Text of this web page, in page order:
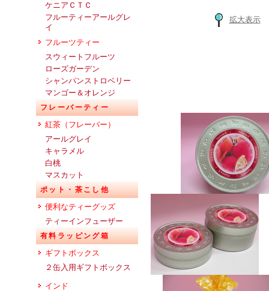
ケニアＣＴＣ
フルーティーアールグレ
イ
フルーツティー
スウィートフルーツ
ローズガーデン
シャンパンストロベリー
マンゴー＆オレンジ
フレーバーティー
紅茶（フレーバー）
アールグレイ
キャラメル
白桃
マスカット
ポット・茶こし他
便利なティーグッズ
ティーインフューザー
有料ラッピング箱
ギフトボックス
２缶入用ギフトボックス
インド
拡大表示